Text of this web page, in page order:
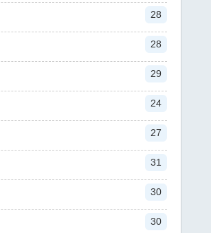
28
28
29
24
27
31
30
30